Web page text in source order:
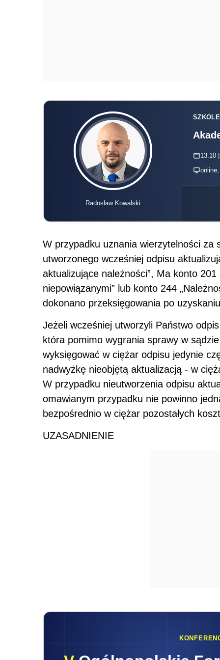
Radosław Kowalski
13.10
W przypadku uznania wierzytelności za
utworzonego wcześniej odpisu
aktualizujące należności”, Ma konto
niepowiązanymi” lub konto 244
dokonano przeksięgowania po
Jeżeli wcześniej utworzyli Państwo
która pomimo wygrania sprawy w
wyksięgować w ciężar odpisu jedynie
nadwyżkę nieobjętą aktualizacją - w
W przypadku nieutworzenia odpisu
omawianym przypadku nie powinno
bezpośrednio w ciężar pozostałych
UZASADNIENIE